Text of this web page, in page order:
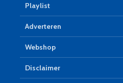
Playlist
Adverteren
Webshop
Disclaimer